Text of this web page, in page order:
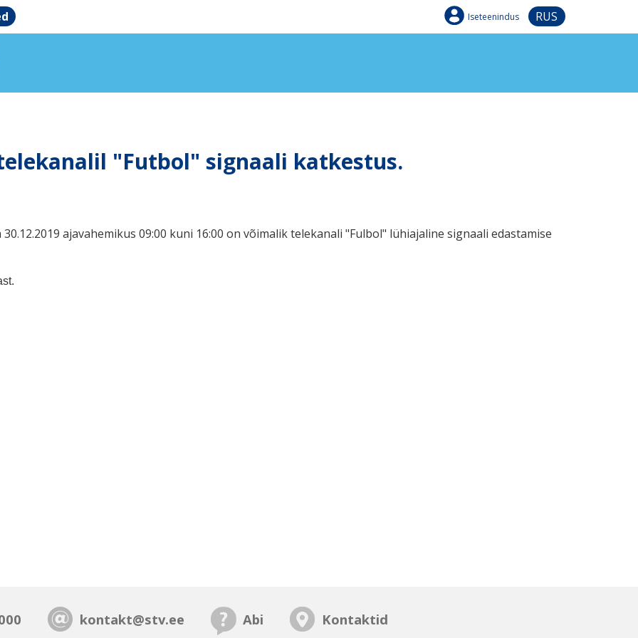
Iseteenindus RUS
"Futbol" signaali katkestus.
ajavahemikus 09:00 kuni 16:00 on võimalik telekanali "Fulbol" lühiajaline signaali edastamise
kontakt@stv.ee Abi Kontaktid